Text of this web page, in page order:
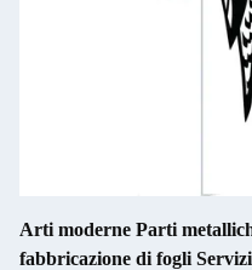
Arti moderne Parti
fabbricazione di fogli